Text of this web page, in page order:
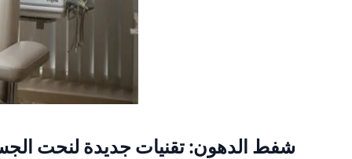
شفط الدهون: تقنيات جديدة لنحت